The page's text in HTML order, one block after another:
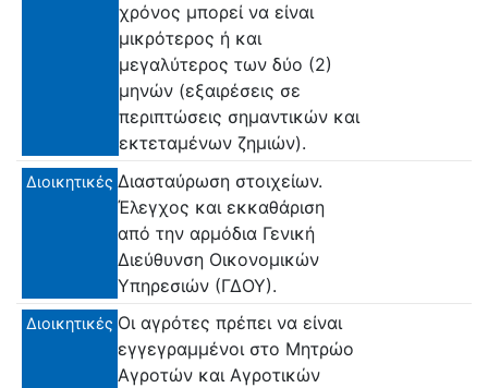
χρόνος μπορεί να είναι
μικρότερος ή και
μεγαλύτερος των δύο (2)
μηνών (εξαιρέσεις σε
περιπτώσεις σημαντικών και
εκτεταμένων ζημιών).
Διοικητικές Διασταύρωση στοιχείων.
Έλεγχος και εκκαθάριση
από την αρμόδια Γενική
Διεύθυνση Οικονομικών
Υπηρεσιών (ΓΔΟΥ).
Διοικητικές Οι αγρότες πρέπει να είναι
εγγεγραμμένοι στο Μητρώο
Αγροτών και Αγροτικών